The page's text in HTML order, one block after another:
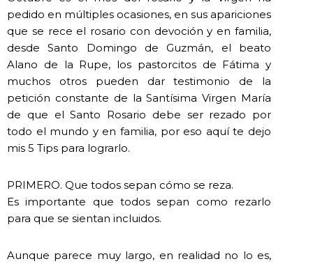
pedido en múltiples ocasiones, en sus apariciones
que se rece el rosario con devoción y en familia,
desde Santo Domingo de Guzmán, el beato
Alano de la Rupe, los pastorcitos de Fátima y
muchos otros pueden dar testimonio de la
petición constante de la Santísima Virgen María
de que el Santo Rosario debe ser rezado por
todo el mundo y en familia, por eso aquí te dejo
mis 5 Tips para lograrlo.
PRIMERO. Que todos sepan cómo se reza.
Es importante que todos sepan como rezarlo
para que se sientan incluidos.
Aunque parece muy largo, en realidad no lo es,